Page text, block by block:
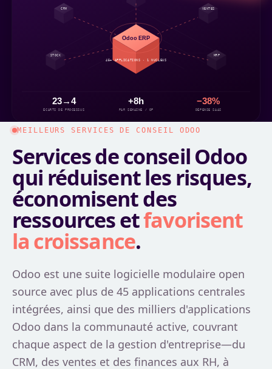
CRM VENTES
STOCK MRP
Odoo ERP
45+ APPLICATIONS · 1 NUCLEUS
23→4
ÉCARTS DE PROCESSUS
+8h
PAR SEMAINE / OP
−38%
DÉPENSE SAAS
MEILLEURS SERVICES DE CONSEIL ODOO
Services de conseil Odoo
qui réduisent les risques,
économisent des
ressources etfavorisent
la croissance.
Odoo est une suite logicielle modulaire open
source avec plus de 45 applications centrales
intégrées, ainsi que des milliers d'applications
Odoo dans la communauté active, couvrant
chaque aspect de la gestion d'entreprise—du
CRM, des ventes et des finances aux RH, à